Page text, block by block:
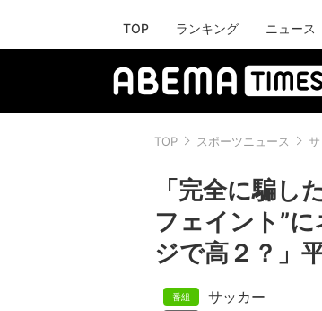
TOP ランキング ニュース
TOP スポーツニュース
「完全に騙し
フェイント”
ジで高２？」
サッカー